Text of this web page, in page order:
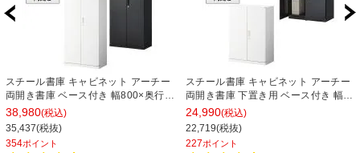
スチール書庫 キャビネット アーチー
両開き書庫 ベース付き 幅800×奥行
400×高さ1850mm
38,980(税込)
35,437(税抜)
354ポイント
スチール書庫 キャビネット アーチー
両開き書庫 下置き用 ベース付き 幅
800×奥行400×高さ1100mm
24,990(税込)
22,719(税抜)
227ポイント